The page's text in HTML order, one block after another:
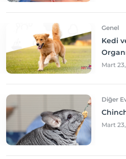
Genel
Kedi
Mart
Diğer
Mart